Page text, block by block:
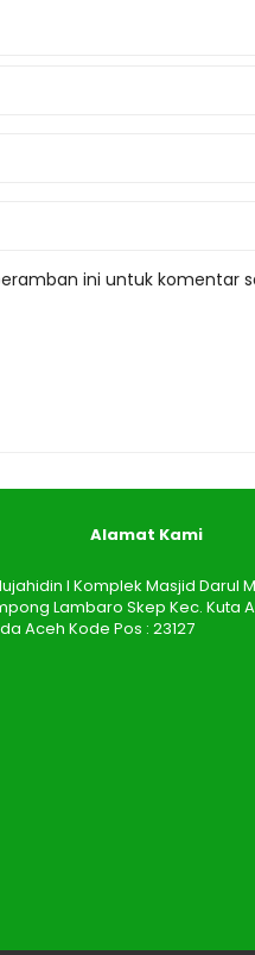
ini untuk komentar
Alamat Kami
I Komplek Masjid Darul
Lambaro Skep Kec. Kuta
Aceh Kode Pos : 23127